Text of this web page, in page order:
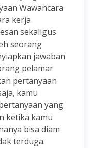
Wawancara
kerja
sekaligus
seorang
jawaban
pelamar
pertanyaan
kamu
yang
ketika kamu
bisa diam
terduga.